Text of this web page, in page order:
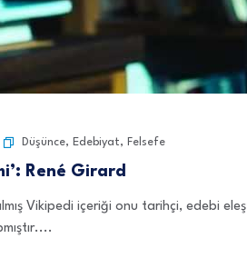
Düşünce, Edebiyat, Felsefe
René Girard
Vikipedi içeriği onu tarihçi, edebi